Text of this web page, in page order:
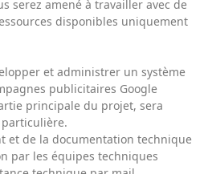
serez amené à travailler avec de
disponibles uniquement
et administrer un système
publicitaires Google
principale du projet, sera
et de la documentation technique
par les équipes techniques